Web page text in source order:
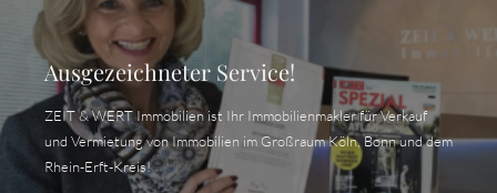
Wir feiern 30 Jahre!
Dieses Jahr markiert ein besonderes Ereignis in unserer
Unternehmensgeschichte – das 30-jährige Bestehen von ZEIT &
WERT Immobilien.